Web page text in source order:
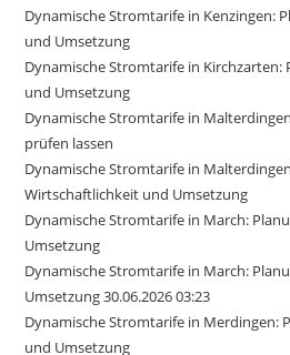
Dynamische Stromtarife in Kenzingen:
und Umsetzung
Dynamische Stromtarife in
und Umsetzung
Dynamische Stromtarife in
prüfen lassen
Dynamische Stromtarife in
Wirtschaftlichkeit und Umsetzung
Dynamische Stromtarife in March:
Umsetzung
Dynamische Stromtarife in March:
Umsetzung 30.06.2026 03:23
Dynamische Stromtarife in Merdingen:
und Umsetzung